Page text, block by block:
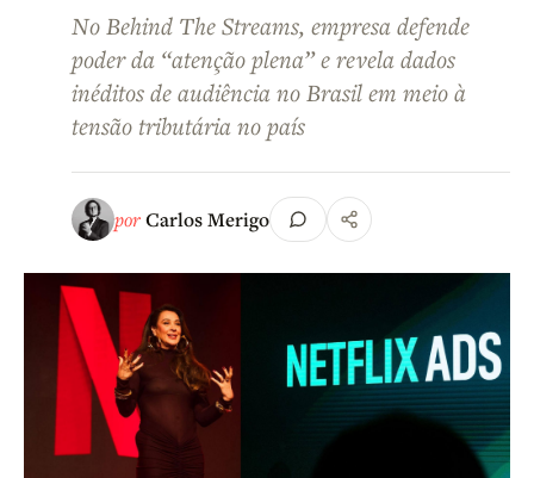
No Behind The Streams, empresa defende
poder da “atenção plena” e revela dados
inéditos de audiência no Brasil em meio à
tensão tributária no país
porCarlos Merigo